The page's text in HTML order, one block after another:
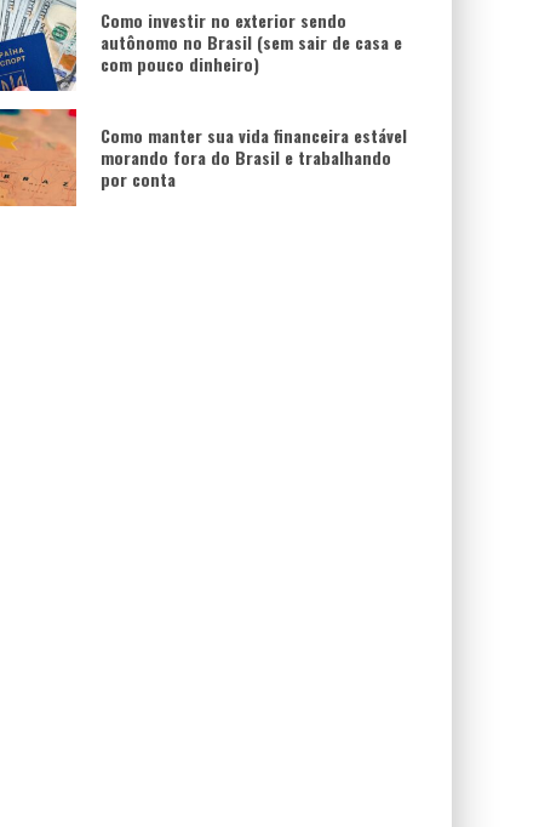
Como investir no exterior sendo
autônomo no Brasil (sem sair de casa e
com pouco dinheiro)
Como manter sua vida financeira estável
morando fora do Brasil e trabalhando
por conta